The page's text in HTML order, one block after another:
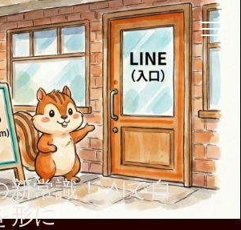
新常識！ AIで自
形に